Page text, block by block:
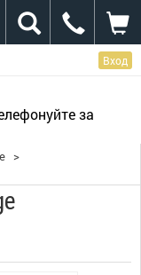
Вход
за
>